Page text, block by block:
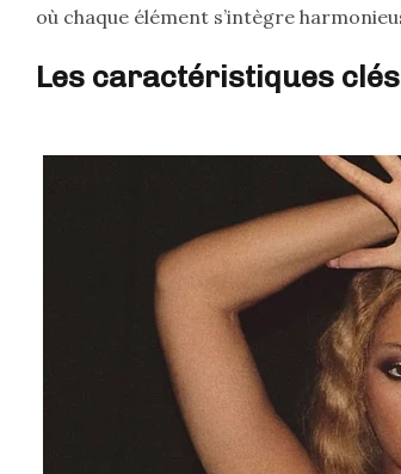
où chaque élément s’intègre
Les caractéristiques